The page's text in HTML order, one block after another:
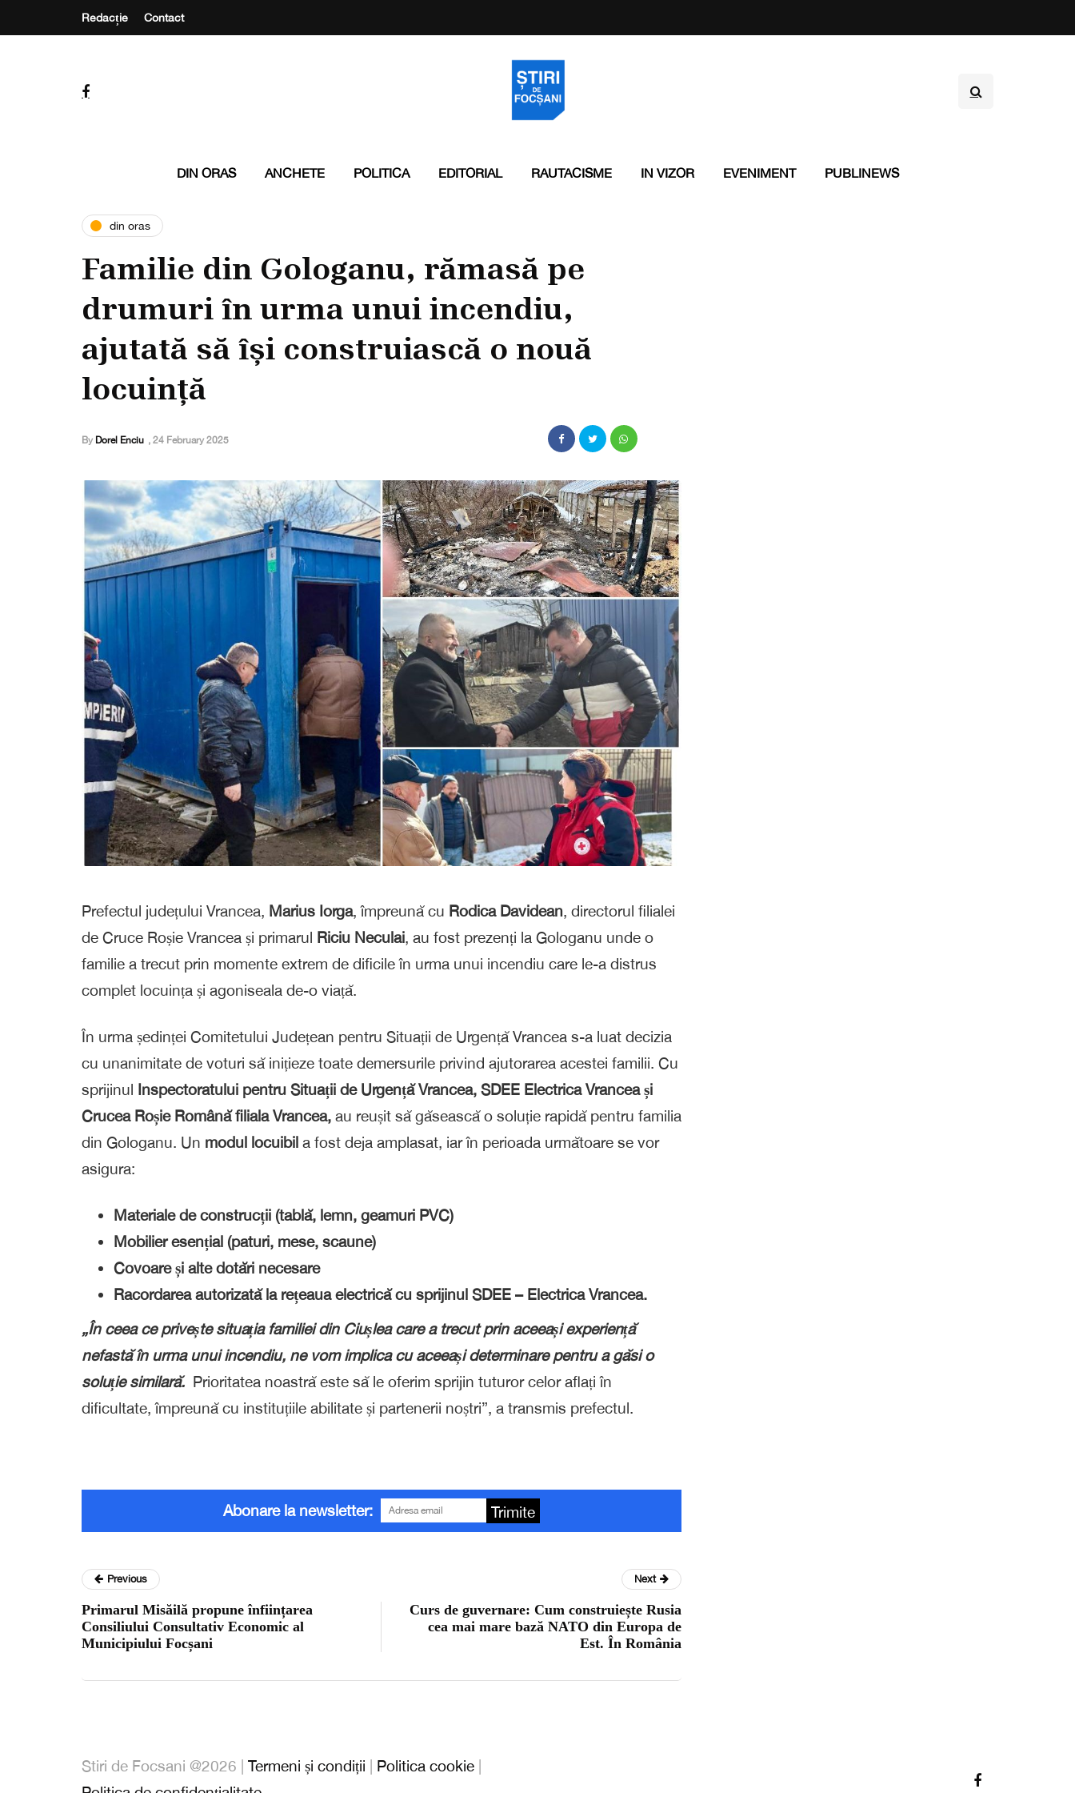
Redacție Contact
DIN ORAS ANCHETE POLITICA EDITORIAL RAUTACISME IN VIZOR EVENIMENT PUBLINEWS
din oras
Familie din Gologanu, rămasă pe
drumuri în urma unui incendiu,
ajutată să își construiască o nouă
locuință
By Dorel Enciu , 24 February 2025
Prefectul județului Vrancea, Marius Iorga, împreună cu Rodica Davidean, directorul filialei
de Cruce Roșie Vrancea și primarul Riciu Neculai, au fost prezenți la Gologanu unde o
familie a trecut prin momente extrem de dificile în urma unui incendiu care le-a distrus
complet locuința și agoniseala de-o viață.
În urma ședinței Comitetului Județean pentru Situații de Urgență Vrancea s-a luat decizia
cu unanimitate de voturi să inițieze toate demersurile privind ajutorarea acestei familii. Cu
sprijinul Inspectoratului pentru Situații de Urgență Vrancea, SDEE Electrica Vrancea și
Crucea Roșie Română filiala Vrancea, au reușit să găsească o soluție rapidă pentru familia
din Gologanu. Un modul locuibil a fost deja amplasat, iar în perioada următoare se vor
asigura:
Materiale de construcții (tablă, lemn, geamuri PVC)
Mobilier esențial (paturi, mese, scaune)
Covoare și alte dotări necesare
Racordarea autorizată la rețeaua electrică cu sprijinul SDEE – Electrica Vrancea.
„În ceea ce privește situația familiei din Ciușlea care a trecut prin aceeași experiență
nefastă în urma unui incendiu, ne vom implica cu aceeași determinare pentru a găsi o
soluție similară. Prioritatea noastră este să le oferim sprijin tuturor celor aflați în
dificultate, împreună cu instituțiile abilitate și partenerii noștri”, a transmis prefectul.
Abonare la newsletter: Trimite
Previous
Primarul Misăilă propune înființarea
Consiliului Consultativ Economic al
Municipiului Focșani
Next
Curs de guvernare: Cum construiește Rusia
cea mai mare bază NATO din Europa de
Est. În România
Stiri de Focsani @2026 | Termeni și condiții Politica cookie